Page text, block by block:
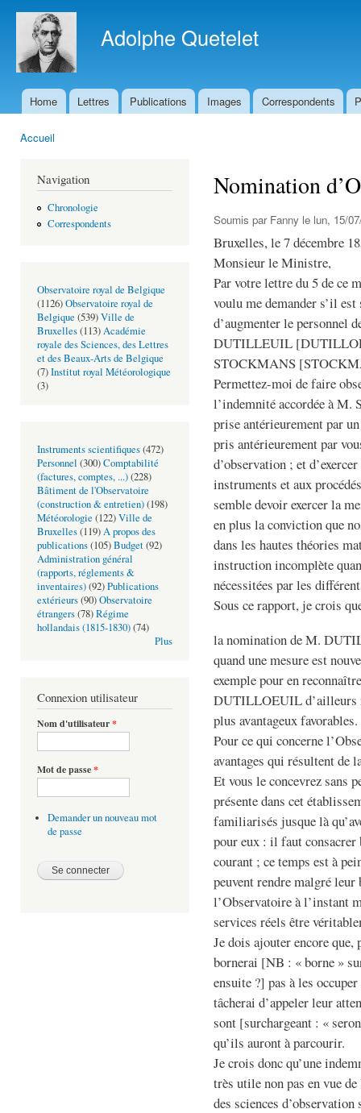
Adolphe Quetelet
Menu principal
Home Lettres Publications Images Correspondents
Accueil
Navigation
Chronologie
Correspondents
Observatoire royal de Belgique
(1126)Observatoire royal de
Belgique (539)Ville de
Bruxelles(113)Académie
royale des Sciences, des Lettres
et des Beaux-Arts de Belgique
(7)Institut royal Météorologique
(3)
Instruments scientifiques(472)
Personnel (300)Comptabilité
(factures, comptes, ...)(228)
Bâtiment de l'Observatoire
(construction & entretien)(198)
Météorologie (122)Ville de
Bruxelles(119)A propos des
publications(105)Budget(92)
Administration général
(rapports, réglements &
inventaires)(92)Publications
extérieurs(90)Observatoire
étrangers(78)Régime
hollandais (1815-1830)(74)
Plus
Connexion utilisateur
Nom d'utilisateur*
Mot de passe*
Demander un nouveau mot
de passe
Nomination
Soumis par Fanny le lun, 15/
Bruxelles, le 7 décembre
Monsieur le Ministre,
Par votre lettre du 5 de ce
voulu me demander s’il
d’augmenter le personnel
DUTILLEUIL
STOCKMANS
Permettez-moi de faire
l’indemnité accordée à
prise antérieurement par
pris antérieurement par
d’observation ; et
instruments et aux
semble devoir exercer la
en plus la conviction que
dans les hautes théories
instruction incomplète
nécessitées par les
Sous ce rapport, je crois
la nomination de M.
quand une mesure est
exemple pour en
DUTILLOEUIL d’ailleurs
plus avantageux favorables.
Pour ce qui concerne
avantages qui résultent de
Et vous le concevrez sans
présente dans cet
familiarisés jusque là
pour eux : il faut consacrer
courant ; ce temps est à
peuvent rendre malgré
l’Observatoire à l’instant
services réels être
Je dois ajouter encore que,
bornerai [NB : « borne »
ensuite ?] pas à les
tâcherai d’appeler leur
sont [surchargeant : «
qu’ils auront à parcourir.
Je crois donc qu’une
très utile non pas en vue
des sciences